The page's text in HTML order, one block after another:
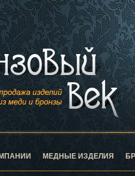
Анадырь
Барнаул
Белгород
Брянск
Великий
МЕДНЫЕ ИЗДЕЛИЯ